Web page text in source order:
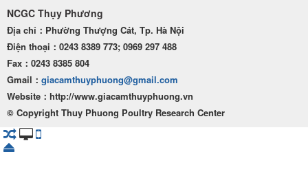
NCGC Thụy Phương
Địa chỉ：Phường Thượng Cát, Tp. Hà Nội
Điện thoại：0243 8389 773; 0969 297 488
Fax：0243 8385 804
Gmail： giacamthuyphuong@gmail.com
Website：http://www.giacamthuyphuong.vn
© Copyright Thuy Phuong Poultry Research Center